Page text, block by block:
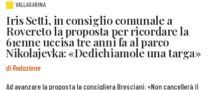
VALLAGARINA
Iris Setti, in consiglio comunale a
Rovereto la proposta per ricordare la
61enne uccisa tre anni fa al parco
Nikolajevka: «Dedichiamole una targa»
di Redazione
Ad avanzare la proposta la consigliera Bresciani: «Non cancellerà il